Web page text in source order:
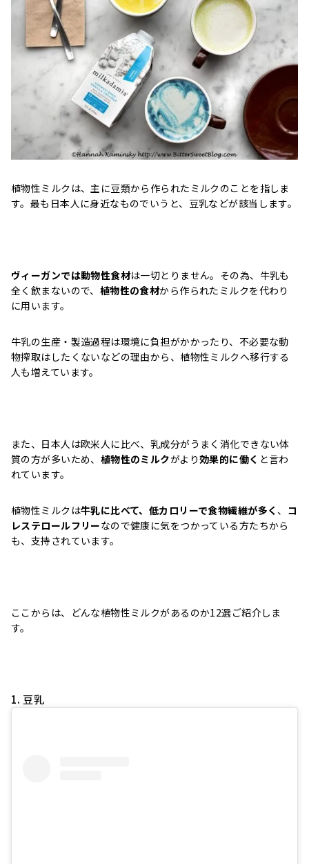
植物性ミルクは、主に豆類から作られたミルクのことを指しま
す。最も日本人に身近なものでいうと、豆乳などが該当します。
ヴィーガンでは動物性食材は一切とりません。その為、牛乳も
全く飲まないので、 植物性の食材から作られたミルクを代わり
に用います。
牛乳の生産・製造過程は環境に負担がかかったり、不必要な動
物搾取はしたくないなどの理由から、植物性ミルクへ移行する
人も増えています。
また、日本人は欧米人に比べ、乳成分がうまく消化できない体
質の方が多いため、 植物性のミルクがより効果的に働く と言わ
れています。
植物性ミルクは牛乳に比べて、低カロリーで食物繊維が多く 、 コ
レステロールフリーなので健康に気をつかっている方たちから
も、支持されています。
ここからは、どんな植物性ミルクがあるのか12選ご紹介しま
す。
1. 豆乳